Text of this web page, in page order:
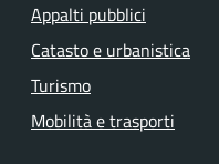
Appalti pubblici
Catasto e urbanistica
Turismo
Mobilità e trasporti